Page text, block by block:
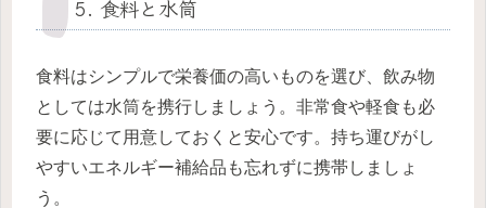
5. 食料と水筒
食料はシンプルで栄養価の高いものを選び、飲み物
としては水筒を携行しましょう。非常食や軽食も必
要に応じて用意しておくと安心です。持ち運びがし
やすいエネルギー補給品も忘れずに携帯しましょ
う。